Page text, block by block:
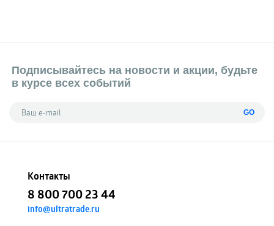
Подписывайтесь на новости и акции, будьте
в курсе всех событий
GO
Контакты
8 800 700 23 44
info@ultratrade.ru